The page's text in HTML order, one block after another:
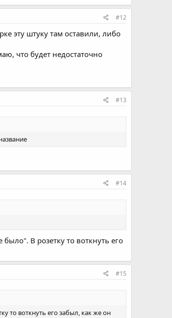
#12
эту штуку там оставили, либо
что будет недостаточно
#13
#14
В розетку то воткнуть его
#15
то воткнуть его забыл, как же он